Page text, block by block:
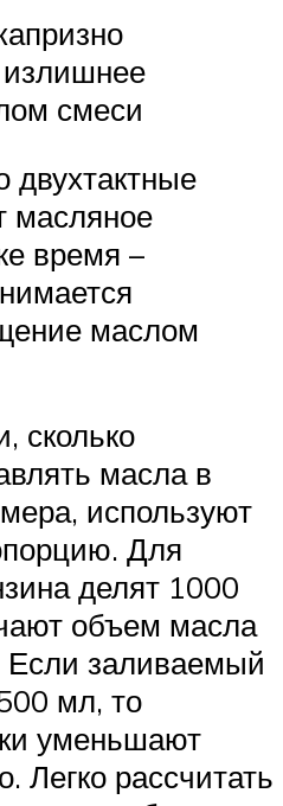
смеси
двухтактные
масляное
время –
маслом
сколько
масла в
используют
Для
делят 1000
объем масла
заливаемый
мл, то
уменьшают
Легко рассчитать